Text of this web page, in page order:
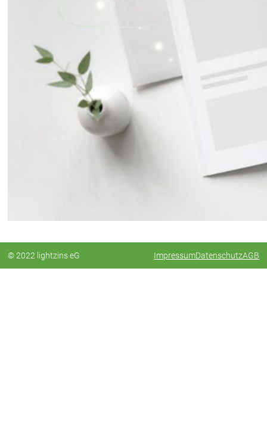
© 2022 lightzins eG ImpressumDatenschutzAGB